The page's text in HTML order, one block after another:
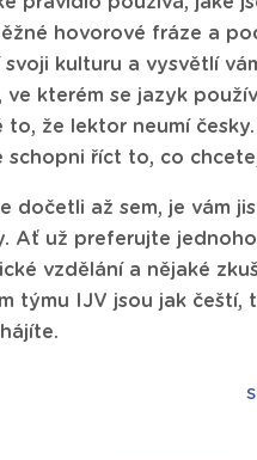
hovorové fráze a
kulturu a vysvětlí
kterém se jazyk
to, že lektor neumí
schopni říct to, co
dočetli až sem, je vám
Ať už preferujte
vzdělání a nějaké
týmu IJV jsou jak čeští,